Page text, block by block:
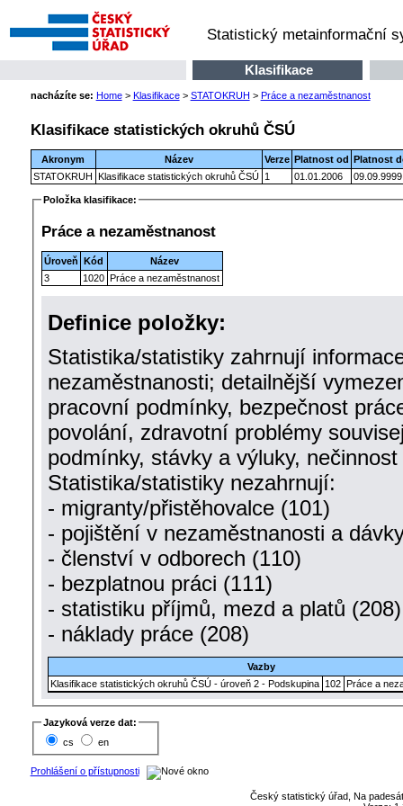
Statistický metainformační
Klasifikace
nacházíte se: Home> Klasifikace> STATOKRUH > Práce a nezaměstnanost
Klasifikace statistických okruhů ČSÚ
Akronym Název Verze Platnost od Platnost
STATOKRUH Klasifikace statistických okruhů ČSÚ 1 01.01.2006 09.09.9999
Položka klasifikace:
Práce a nezaměstnanost
Úroveň Kód
Název
3
1020 Práce a nezaměstnanost
Definice položky:
Statistika/statistiky zahrnují
nezaměstnanosti; detailnější
pracovní podmínky, bezpečnost
povolání, zdravotní problémy
podmínky, stávky a výluky,
Statistika/statistiky nezahrnují:
- migranty/přistěhovalce (101)
- pojištění v nezaměstnanosti a
- členství v odborech (110)
- bezplatnou práci (111)
- statistiku příjmů, mezd a platů (208)
- náklady práce (208)
Vazby
Klasifikace statistických okruhů ČSÚ - úroveň 2 - Podskupina 102 Práce a
Jazyková verze dat:
cs
en
Prohlášení o přístupnosti
Český statistický úřad, Na